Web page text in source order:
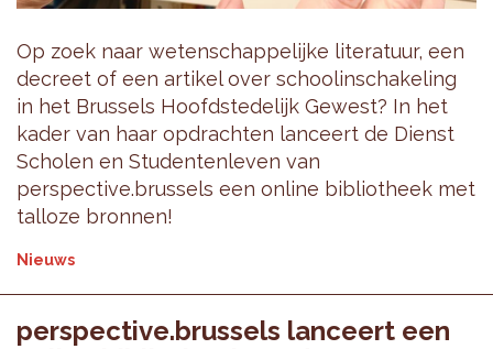
Op zoek naar wetenschappelijke literatuur, een
decreet of een artikel over schoolinschakeling
in het Brussels Hoofdstedelijk Gewest? In het
kader van haar opdrachten lanceert de Dienst
Scholen en Studentenleven van
perspective.brussels een online bibliotheek met
talloze bronnen!
Nieuws
perspective.brussels lanceert een